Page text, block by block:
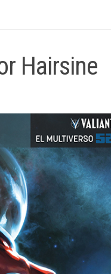
Hairsine